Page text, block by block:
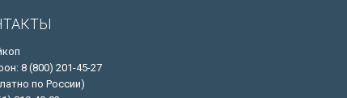
8 (800) 201-45-27
по России)